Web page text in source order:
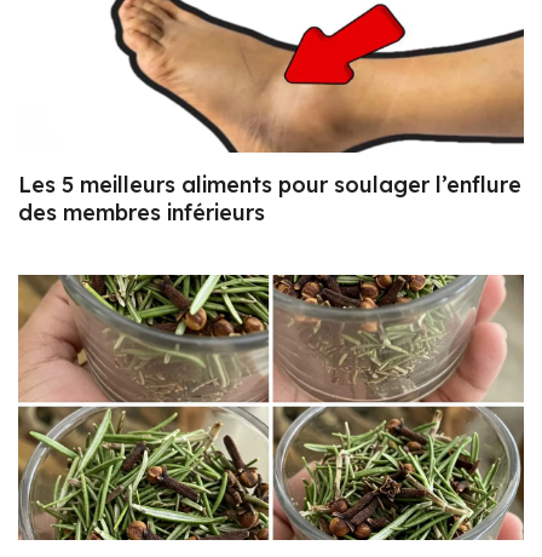
Les 5 meilleurs aliments pour soulager l’enflure
des membres inférieurs